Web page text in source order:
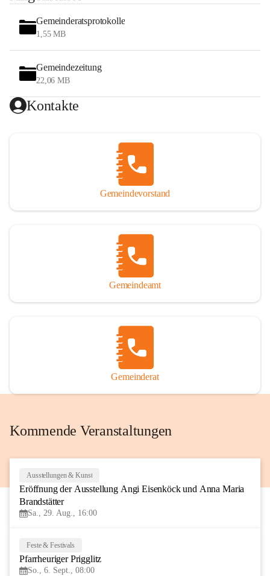
Gemeinderatsprotokolle
1,55 MB
Gemeindezeitung
22,06 MB
Kontakte
Gemeindevorstand
Gemeindeamt
Gemeinderat
Kommende Veranstaltungen
AUG
Ausstellungen & Kunst
Eröffnung der Ausstellung Angi Eisenköck und Anna Maria
Brandstätter
Sa., 29. Aug., 16:00
Feste & Festivals
Pfarrheuriger Prigglitz
So., 6. Sept., 08:00